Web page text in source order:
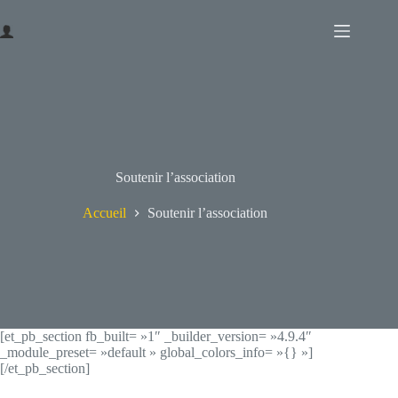
au
contenu
Soutenir l’association
Accueil Soutenir l’association
[et_pb_section fb_built= »1″ _builder_version= »4.9.4″
_module_preset= »default » global_colors_info= »{} »]
[/et_pb_section]